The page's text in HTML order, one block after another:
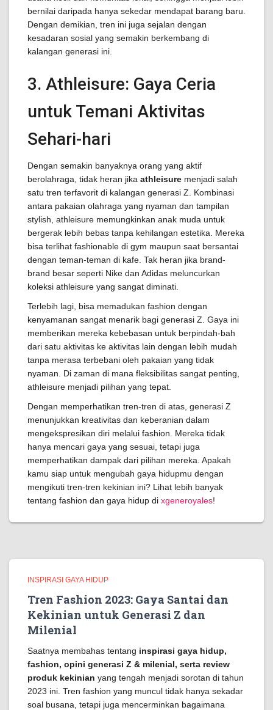
bernilai daripada hanya sekedar mendapat barang baru.
Dengan demikian, tren ini juga sejalan dengan
kesadaran sosial yang semakin berkembang di
kalangan generasi ini.
3. Athleisure: Gaya Ceria
untuk Temani Aktivitas
Sehari-hari
Dengan semakin banyaknya orang yang aktif
berolahraga, tidak heran jika athleisure menjadi salah
satu tren terfavorit di kalangan generasi Z. Kombinasi
antara pakaian olahraga yang nyaman dan tampilan
stylish, athleisure memungkinkan anak muda untuk
bergerak lebih bebas tanpa kehilangan estetika. Mereka
bisa terlihat fashionable di gym maupun saat bersantai
dengan teman-teman di kafe. Tak heran jika brand-
brand besar seperti Nike dan Adidas meluncurkan
koleksi athleisure yang sangat diminati.
Terlebih lagi, bisa memadukan fashion dengan
kenyamanan sangat menarik bagi generasi Z. Gaya ini
memberikan mereka kebebasan untuk berpindah-bah
dari satu aktivitas ke aktivitas lain dengan lebih mudah
tanpa merasa terbebani oleh pakaian yang tidak
nyaman. Di zaman di mana fleksibilitas sangat penting,
athleisure menjadi pilihan yang tepat.
Dengan memperhatikan tren-tren di atas, generasi Z
menunjukkan kreativitas dan keberanian dalam
mengekspresikan diri melalui fashion. Mereka tidak
hanya mencari gaya yang sesuai, tetapi juga
memperhatikan dampak dari pilihan mereka. Apakah
kamu siap untuk mengubah gaya hidupmu dengan
mengikuti tren-tren kekinian ini? Lihat lebih banyak
tentang fashion dan gaya hidup di xgeneroyales!
INSPIRASI GAYA HIDUP
Tren Fashion 2023: Gaya Santai dan
Kekinian untuk Generasi Z dan
Milenial
Saatnya membahas tentang inspirasi gaya hidup,
fashion, opini generasi Z & milenial, serta review
produk kekinian yang tengah menjadi sorotan di tahun
2023 ini. Tren fashion yang muncul tidak hanya sekadar
soal busana, tetapi juga mencerminkan bagaimana